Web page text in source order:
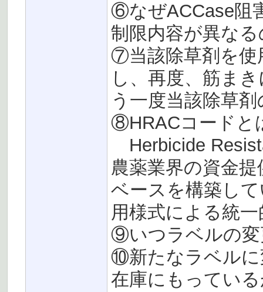
⑥なぜACCase阻
制限内容が異な
⑦当該除草剤を使
し、再度、筋ま
う一度当該除草
⑧HRACコードと
Herbicide
農薬業界の資金
ベースを構築し
用様式による統
⑨いつラベルの変
⑩新たなラベルに
在庫にもってい